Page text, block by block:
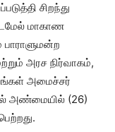
சிறந்து
மாகாண
பாராளுமன்ற
அரச நிர்வாகம்,
அமைச்சர்
அண்மையில் (26)